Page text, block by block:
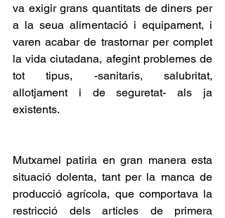
va exigir grans quantitats de diners per
a la seua alimentació i equipament, i
varen acabar de trastornar per complet
la vida ciutadana, afegint problemes de
tot tipus, -sanitaris, salubritat,
allotjament i de seguretat- als ja
existents.
Mutxamel patiria en gran manera esta
situació dolenta, tant per la manca de
producció agrícola, que comportava la
restricció dels articles de primera